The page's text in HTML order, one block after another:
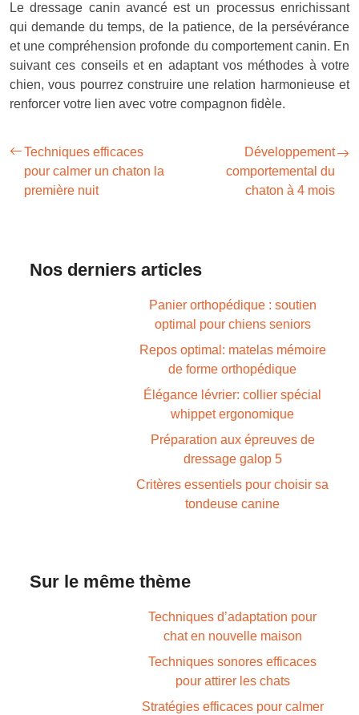
Le dressage canin avancé est un processus enrichissant
qui demande du temps, de la patience, de la persévérance
et une compréhension profonde du comportement canin. En
suivant ces conseils et en adaptant vos méthodes à votre
chien, vous pourrez construire une relation harmonieuse et
renforcer votre lien avec votre compagnon fidèle.
Techniques efficaces
pour calmer un chaton la
première nuit
Développement
comportemental du
chaton à 4 mois
Nos derniers articles
Panier orthopédique : soutien
optimal pour chiens seniors
Repos optimal: matelas mémoire
de forme orthopédique
Élégance lévrier: collier spécial
whippet ergonomique
Préparation aux épreuves de
dressage galop 5
Critères essentiels pour choisir sa
tondeuse canine
Sur le même thème
Techniques d’adaptation pour
chat en nouvelle maison
Techniques sonores efficaces
pour attirer les chats
Stratégies efficaces pour calmer